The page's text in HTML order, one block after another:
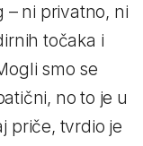
– ni privatno, ni
točaka i
smo se
no to je u
priče, tvrdio je